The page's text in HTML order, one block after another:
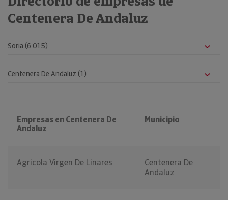
Centenera De Andaluz
Empresas en Centenera De
Andaluz
Municipio
Agricola Virgen De Linares
Centenera De
Andaluz